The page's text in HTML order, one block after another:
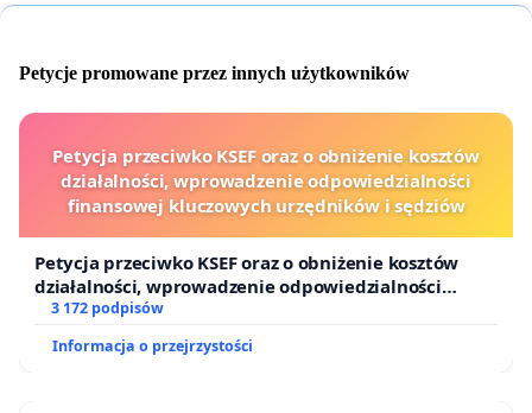
Petycje promowane przez innych użytkowników
Petycja przeciwko KSEF oraz o obniżenie kosztów
działalności, wprowadzenie odpowiedzialności
finansowej kluczowych urzędników i sędziów
Petycja przeciwko KSEF oraz o obniżenie kosztów
działalności, wprowadzenie odpowiedzialności
finansowej kluczowych urzędników i sędziów
3 172 podpisów
Informacja o przejrzystości